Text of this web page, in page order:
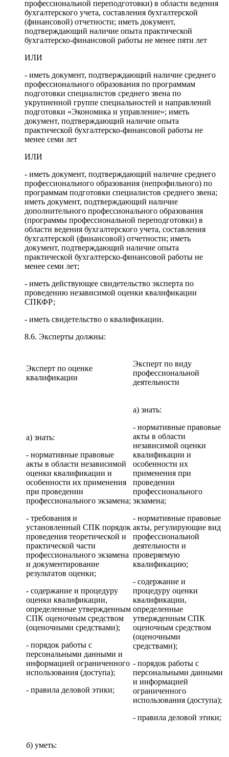
профессиональной переподготовки) в области ведения
бухгалтерского учета, составления бухгалтерской
(финансовой) отчетности; иметь документ,
подтверждающий наличие опыта практической
бухгалтерско-финансовой работы не менее пяти лет
ИЛИ
- иметь документ, подтверждающий наличие среднего
профессионального образования по программам
подготовки специалистов среднего звена по
укрупненной группе специальностей и направлений
подготовки «Экономика и управление»; иметь
документ, подтверждающий наличие опыта
практической бухгалтерско-финансовой работы не
менее семи лет
ИЛИ
- иметь документ, подтверждающий наличие среднего
профессионального образования (непрофильного) по
программам подготовки специалистов среднего звена;
иметь документ, подтверждающий наличие
дополнительного профессионального образования
(программы профессиональной переподготовки) в
области ведения бухгалтерского учета, составления
бухгалтерской (финансовой) отчетности; иметь
документ, подтверждающий наличие опыта
практической бухгалтерско-финансовой работы не
менее семи лет;
- иметь действующее свидетельство эксперта по
проведению независимой оценки квалификации
СПКФР;
- иметь свидетельство о квалификации.
8.6. Эксперты должны:
Эксперт по оценке
квалификации
Эксперт по виду
профессиональной
деятельности
а) знать:
- нормативные правовые
акты в области независимой
оценки квалификации и
особенности их применения
при проведении
профессионального экзамена;
- требования и
установленный СПК порядок
проведения теоретической и
практической части
профессионального экзамена
и документирование
результатов оценки;
- содержание и процедуру
оценки квалификации,
определенные утвержденным
СПК оценочным средством
(оценочными средствами);
- порядок работы с
персональными данными и
информацией ограниченного
использования (доступа);
- правила деловой этики;
а) знать:
- нормативные правовые
акты в области
независимой оценки
квалификации и
особенности их
применения при
проведении
профессионального
экзамена;
- нормативные правовые
акты, регулирующие вид
профессиональной
деятельности и
проверяемую
квалификацию;
- содержание и
процедуру оценки
квалификации,
определенные
утвержденным СПК
оценочным средством
(оценочными
средствами);
- порядок работы с
персональными данными
и информацией
ограниченного
использования (доступа);
- правила деловой этики;
б) уметь: